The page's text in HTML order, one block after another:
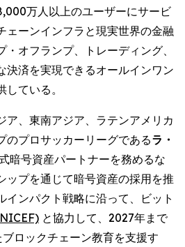
万人以上のユーザーにサービ
ェーンインフラと現実世界の金融
オフランプ、トレーディング、
決済を実現できるオールインワン
ている。
ア、東南アジア、ラテンアメリカ
のプロサッカーリーグであるラ・
暗号資産パートナーを務めるな
ップを通じて暗号資産の採用を推
インパクト戦略に沿って、ビット
と協力して、2027年まで
ロックチェーン教育を支援す